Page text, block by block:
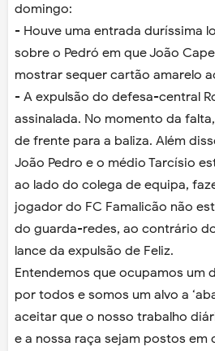
domingo:
- Houve uma entrada duríssima
sobre o Pedró em que João
mostrar sequer cartão amarelo
- A expulsão do defesa-central
assinalada. No momento da
de frente para a baliza. Além
João Pedro e o médio Tarcísio
ao lado do colega de equipa,
jogador do FC Famalicão não
do guarda-redes, ao contrário
lance da expulsão de Feliz.
Entendemos que ocupamos um
por todos e somos um alvo a
aceitar que o nosso trabalho
e a nossa raça sejam postos em